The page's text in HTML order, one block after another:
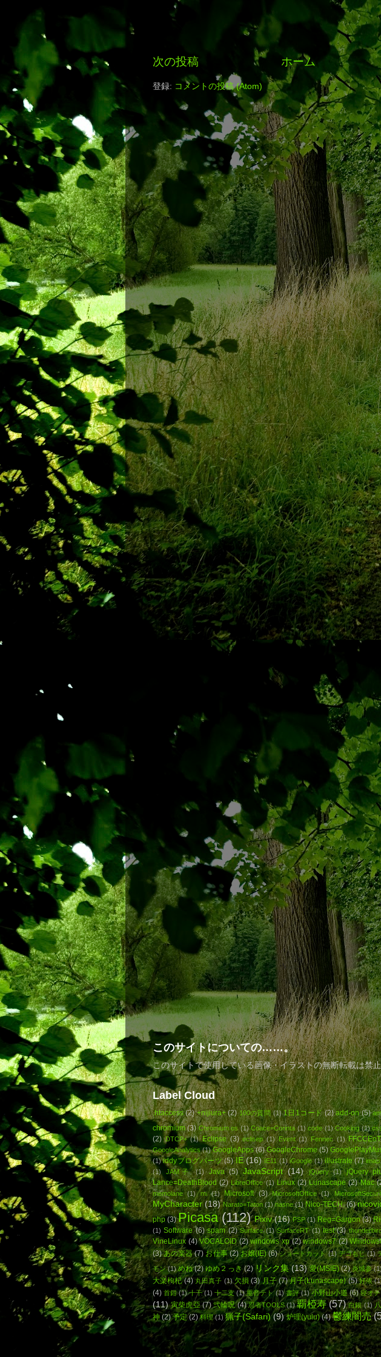
次の投稿 ホーム
登録: コメントの投稿 (Atom)
このサイトについての……。
このサイトで使用している画像・イラストの無断転載は禁
Label Cloud
.htaccess (2) +nijiura+ (2) 100の質問 (1) 1日1コード (2) add-on (5)
chromium (3) Chromium os (1) Coace=Corinta (1) code (1) Cooking (1)
(2) DTCP+ (1) Eclipse (3) eclisep (1) Event (1) Fennec (1) FFCCEoT
GoogleAnalytics (1) GoogleApps (6) GoogleChrome (5)
(1) iddyブログパーツ (5) IE (16) IE11 (1) iGoogle (1) illustrate (7) imap
(1)
JAM子 (1) Java (5) JavaScript (14) jQuery (1) jQuery
Lance=DeathBlood (2) LibreOffice (1) Linux (2) Lunascape (2) Mac
memolane (1) mi (1) Microsoft (3) MicrosoftOffice (1)
MyCharacter (18) Narato=Taton (1) nasne (1) Nico-TECH: (6)
php (3) Picasa (112) Pixiv (16) PSP (1) Reg=Gargon (3)
(1) Software (6) spam (2) Surface (1) SurfaceRT (1) test (3)
VineLinux (4) VOCALOID (2) windows xp (2) windows7 (2)
(3) あの楽器 (7) お仕事 (2) お嬢(IE) (6) ショートカット (1) デコもじ (1)
モン (1) めね (2) ゆめ２っき (2) リンク集 (13) 愛(MSIE) (2) 炎城参
大楽枸杞 (4) 丸田真子 (1) 欠損 (3) 月子 (7) 月子(Lunascape) (5) 好依
(4) 首鉗 (1) 十干 (1) 十二支 (1) 重音テト (1) 書評 (1) 小野山小道 (6) 寝オチ
(11) 寅柴虎亞 (7) 弐輪呪 (4) 忍者TOOLS (1) 覇椏寿 (57) 白銀 (1)
神 (2) 予定 (2) 料理 (1) 猟子(Safari) (9) 炉理(yulu) (4) 鬱練闇売